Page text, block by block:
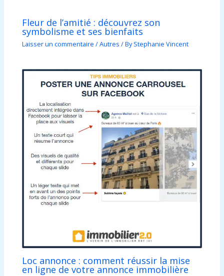
Fleur de l’amitié : découvrez son
symbolisme et ses bienfaits
Laisser un commentaire /Autres / ByStephanie Vincent
Loc annonce : comment réussir la mise
en ligne de votre annonce immobilière